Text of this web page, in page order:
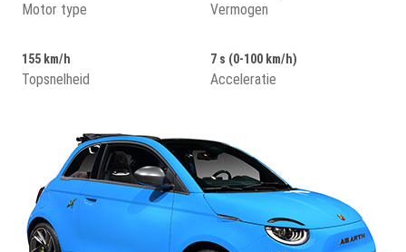
Motor type Vermogen
155 km/h
Topsnelheid
7 s (0-100 km/h)
Acceleratie